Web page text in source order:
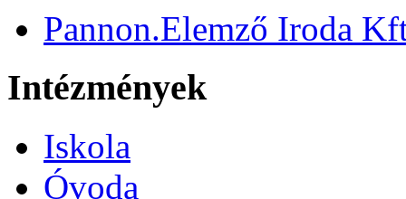
Pannon.Elemző Iroda
Intézmények
Iskola
Óvoda